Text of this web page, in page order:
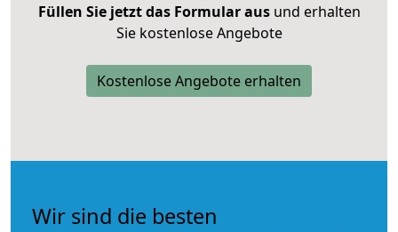
Füllen Sie jetzt das Formular ausund erhalten
Sie kostenlose Angebote
Kostenlose Angebote erhalten
Wir sind die besten